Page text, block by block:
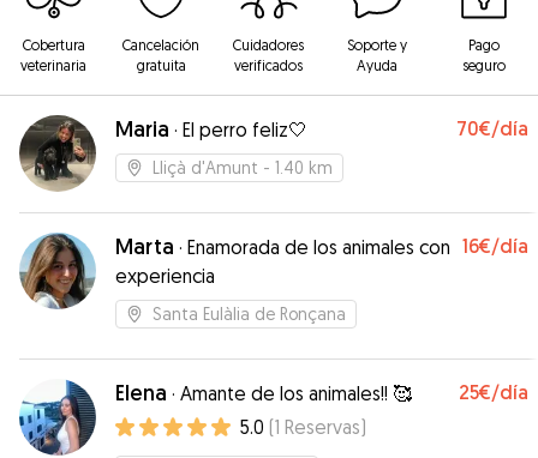
Cobertura
veterinaria
Cancelación
gratuita
Cuidadores
verificados
Soporte y
Ayuda
Pago
seguro
Maria · El perro feliz🤍 70€/día
Lliçà d'Amunt - 1.40 km
Marta · Enamorada de los animales con
experiencia
16€/día
Santa Eulàlia de Ronçana
Elena · Amante de los animales!! 🥰 25€/día
5.0 (1 Reservas)